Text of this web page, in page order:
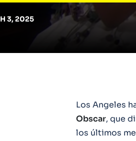
3, 2025
Los Angeles
Obscar, que
los últimos